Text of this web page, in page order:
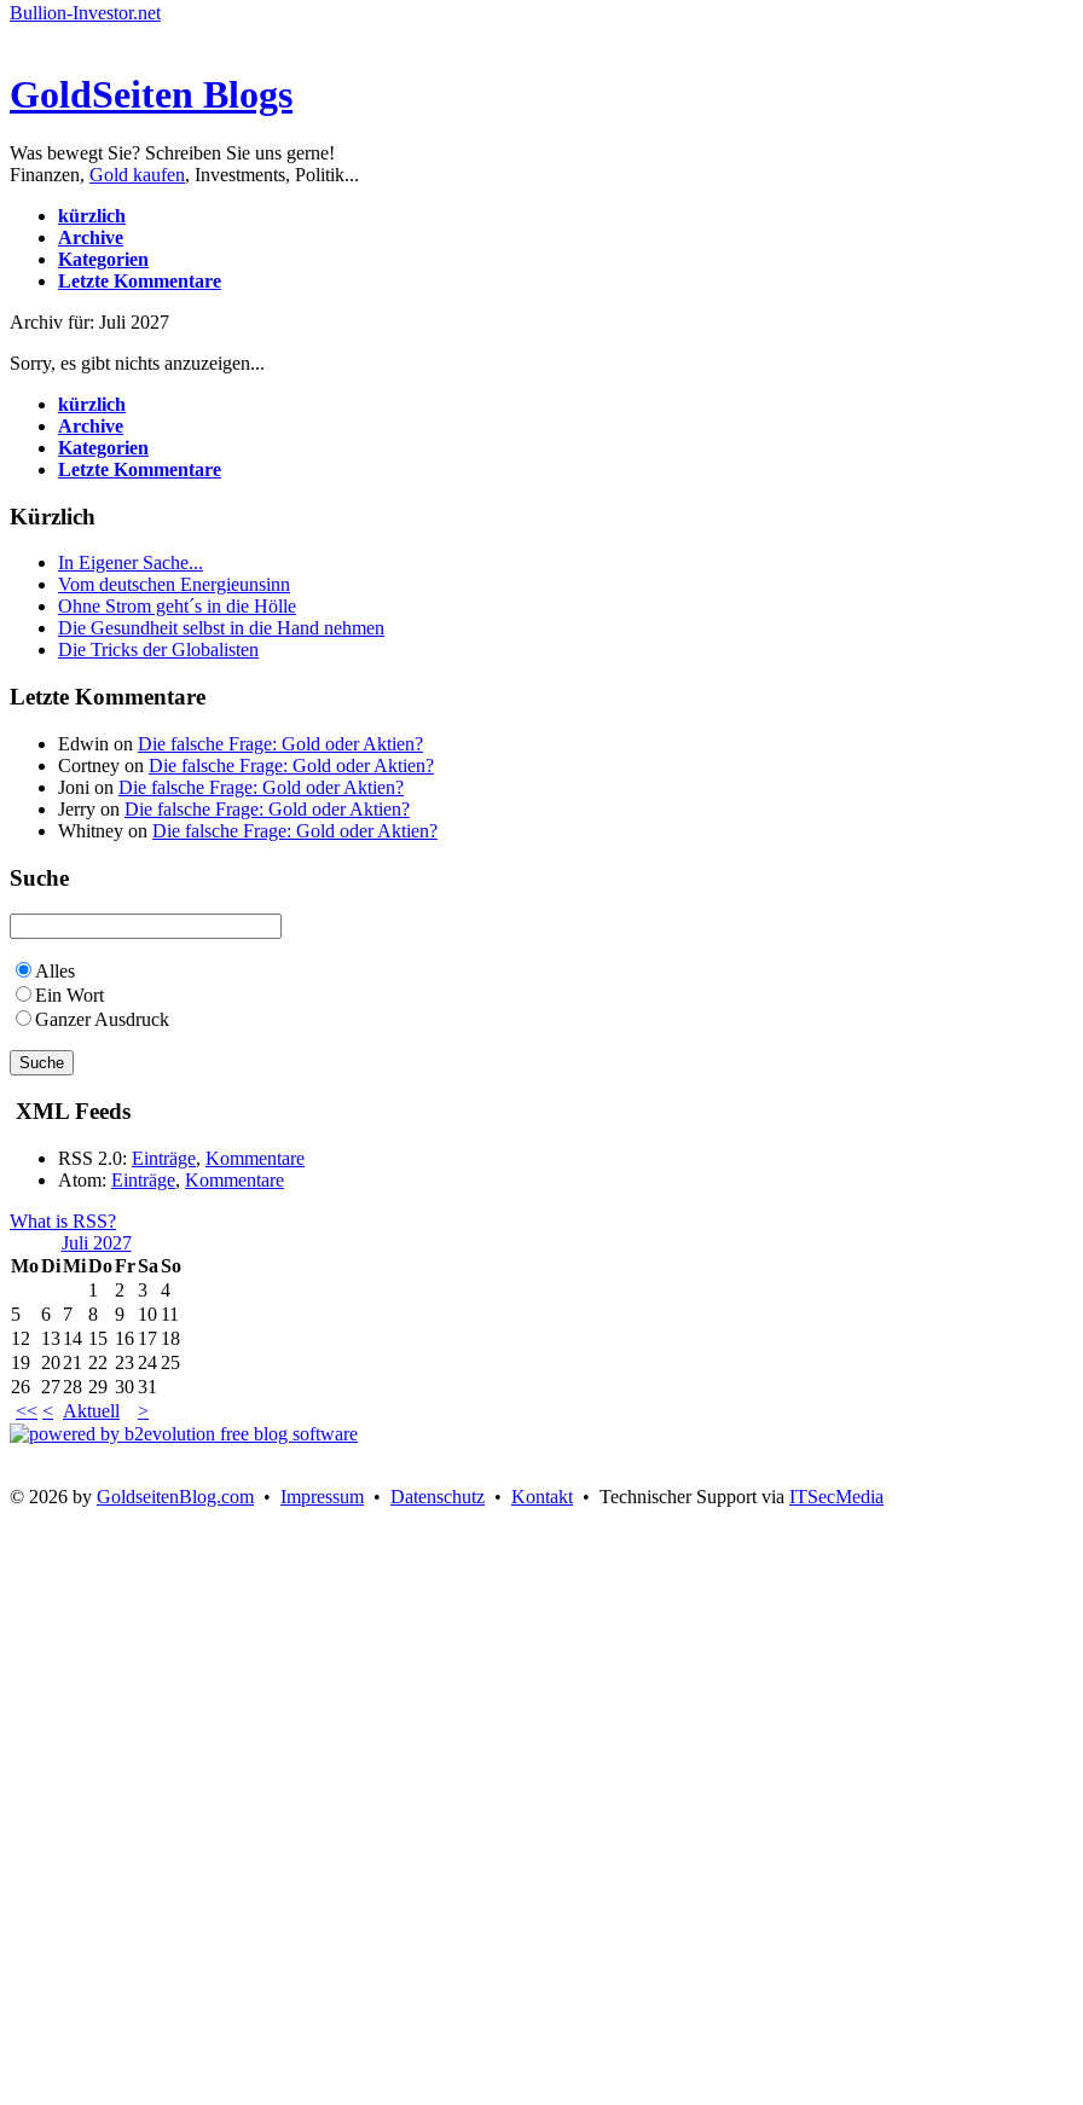
Bullion-Investor.net
GoldSeiten Blogs
Was bewegt Sie? Schreiben Sie uns gerne!
Finanzen, Gold kaufen, Investments, Politik...
kürzlich
Archive
Kategorien
Letzte Kommentare
Archiv für: Juli 2027
Sorry, es gibt nichts anzuzeigen...
kürzlich
Archive
Kategorien
Letzte Kommentare
Kürzlich
In Eigener Sache...
Vom deutschen Energieunsinn
Ohne Strom geht´s in die Hölle
Die Gesundheit selbst in die Hand nehmen
Die Tricks der Globalisten
Letzte Kommentare
Edwin on Die falsche Frage: Gold oder Aktien?
Cortney on Die falsche Frage: Gold oder Aktien?
Joni on Die falsche Frage: Gold oder Aktien?
Jerry on Die falsche Frage: Gold oder Aktien?
Whitney on Die falsche Frage: Gold oder Aktien?
Suche
Alles
Ein Wort
Ganzer Ausdruck
XML Feeds
RSS 2.0: Einträge, Kommentare
Atom: Einträge, Kommentare
What is RSS?
Juli 2027
MoDiMiDoFrSaSo
<< < Aktuell >
1 2 3
4
5
6 7 8 9 10 11
12
1314 15 16 17 18
19 2021 22 23 24 25
26 2728 29 3031
© 2026 by GoldseitenBlog.com • Impressum • Datenschutz • Kontakt • Technischer Support via ITSecMedia